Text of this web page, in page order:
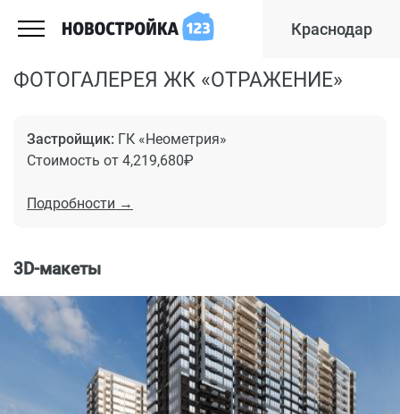
Краснодар
ФОТОГАЛЕРЕЯ ЖК «ОТРАЖЕНИЕ»
Застройщик: ГК «Неометрия»
Стоимость от 4,219,680₽
Подробности →
3D-макеты